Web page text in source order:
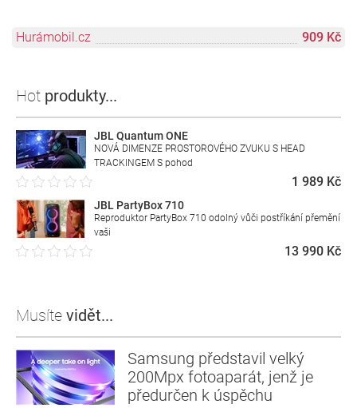
Hurámobil.cz 909 Kč
Hot produkty...
JBL Quantum ONE
NOVÁ DIMENZE PROSTOROVÉHO ZVUKU S HEAD
TRACKINGEM S pohod
1 989 Kč
JBL PartyBox 710
Reproduktor PartyBox 710 odolný vůči postříkání přemění
vaši
13 990 Kč
Musíte vidět...
Samsung představil velký
200Mpx fotoaparát, jenž je
předurčen k úspěchu